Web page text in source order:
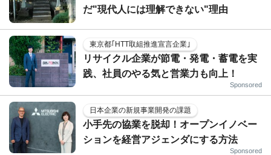
だ"現代人には理解できない"理由
東京都｢HTT取組推進宣言企業｣
リサイクル企業が節電・発電・蓄電を実
践、社員のやる気と営業力も向上！
Sponsored
日本企業の新規事業開発の課題
小手先の協業を脱却！オープンイノベー
ションを経営アジェンダにする方法
Sponsored